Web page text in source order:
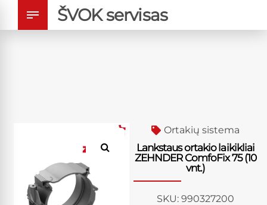
ŠVOK servisas
Ortakių sistema
Lankstaus ortakio laikikliai
ZEHNDER ComfoFix 75 (10
vnt.)
SKU: 990327200